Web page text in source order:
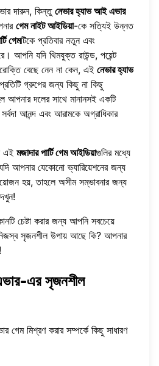
দারুন, কিন্তু নেভার হ্যাভ আই এভার
গেম নাইট আইডিয়া-কে সত্যিই উন্নত
গেমটিকে প্রতিবার নতুন এবং
আপনি যদি থিমযুক্ত রাউন্ড, পয়েন্ট
বেছে নেন না কেন, এই নেভার হ্যাভ
গ্রুপের জন্য কিছু না কিছু
দলের সাথে মানানসই একটি
আনন্দ এবং আরামকে অগ্রাধিকার
এই মজাদার পার্টি গেম আইডিয়াগুলির মধ্যে
আপনার যেকোনো ভ্যারিয়েশনের জন্য
হয়, তাহলে অসীম সম্ভাবনার জন্য
!
চেষ্টা করার জন্য আপনি সবচেয়ে
সৃজনশীল উপায় আছে কি? আপনার
এর সৃজনশীল
গেম মিশ্রণ করার সম্পর্কে কিছু সাধারণ